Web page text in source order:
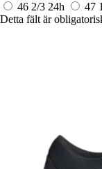
46 2/3 24h
47
Detta fält är